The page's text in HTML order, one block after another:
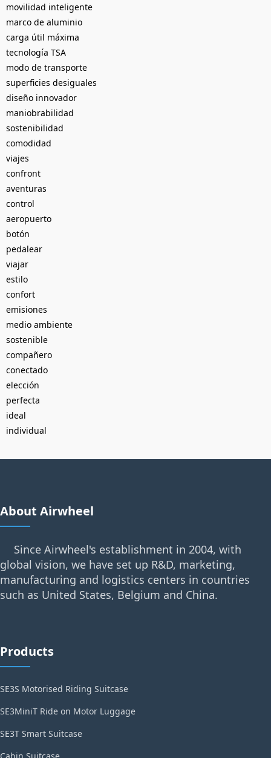
movilidad inteligente
marco de aluminio
carga útil máxima
tecnología TSA
modo de transporte
superficies desiguales
diseño innovador
maniobrabilidad
sostenibilidad
comodidad
viajes
confront
aventuras
control
aeropuerto
botón
pedalear
viajar
estilo
confort
emisiones
medio ambiente
sostenible
compañero
conectado
elección
perfecta
ideal
individual
About Airwheel
Since Airwheel's establishment in 2004, with
global vision, we have set up R&D, marketing,
manufacturing and logistics centers in countries
such as United States, Belgium and China.
Products
SE3S Motorised Riding Suitcase
SE3MiniT Ride on Motor Luggage
SE3T Smart Suitcase